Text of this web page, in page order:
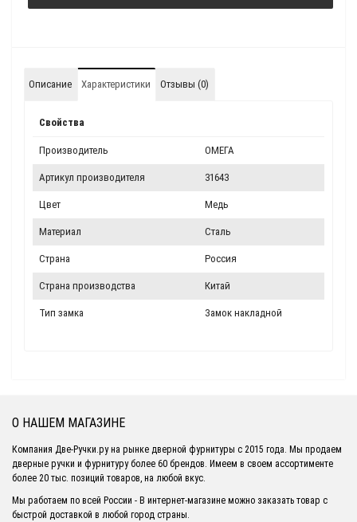
Описание Характеристики Отзывы (0)
Свойства
Производитель ОМЕГА
Артикул производителя 31643
Цвет Медь
Материал Сталь
Страна Россия
Страна производства Китай
Тип замка Замок накладной
О НАШЕМ МАГАЗИНЕ
Компания Две-Ручки.ру на рынке дверной фурнитуры с 2015 года. Мы продаем
дверные ручки и фурнитуру более 60 брендов. Имеем в своем ассортименте
более 20 тыс. позиций товаров, на любой вкус.
Мы работаем по всей России - В интернет-магазине можно заказать товар с
быстрой доставкой в любой город страны.